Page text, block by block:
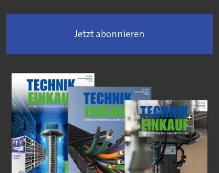
Jetzt abonnieren